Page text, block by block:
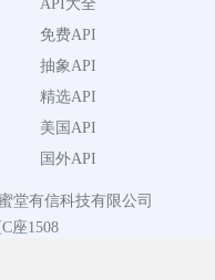
API大全
免费API
抽象API
精选API
美国API
国外API
堂有信科技有限公司
座1508